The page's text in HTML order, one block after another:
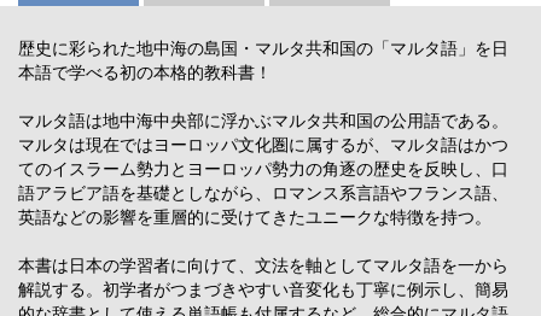
歴史に彩られた地中海の島国・マルタ共和国の「マルタ語」を日
本語で学べる初の本格的教科書！
マルタ語は地中海中央部に浮かぶマルタ共和国の公用語である。
マルタは現在ではヨーロッパ文化圏に属するが、マルタ語はかつ
てのイスラーム勢力とヨーロッパ勢力の角逐の歴史を反映し、口
語アラビア語を基礎としながら、ロマンス系言語やフランス語、
英語などの影響を重層的に受けてきたユニークな特徴を持つ。
本書は日本の学習者に向けて、文法を軸としてマルタ語を一から
解説する。初学者がつまづきやすい音変化も丁寧に例示し、簡易